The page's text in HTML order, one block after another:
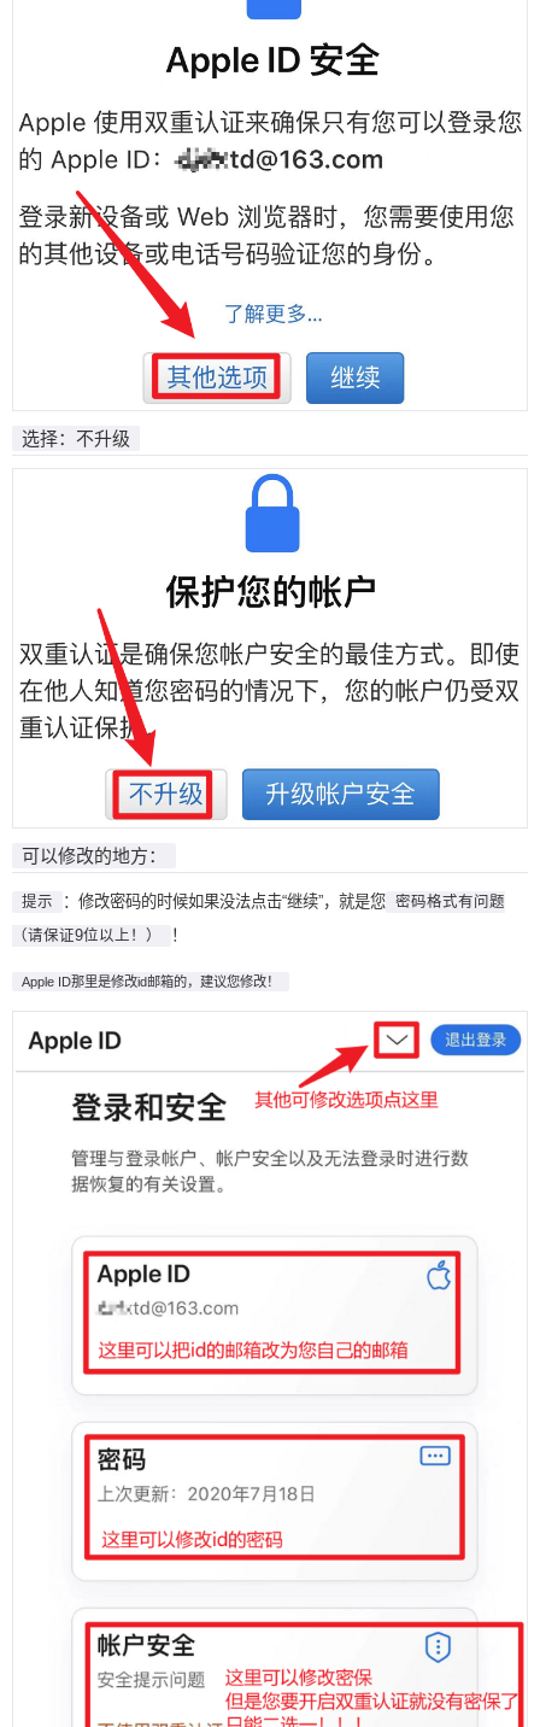
选择：不升级
可以修改的地方：
提示 ：修改密码的时候如果没法点击“继续”，就是您 密码格式有问题
（请保证9位以上！）
！
Apple ID那里是修改id邮箱的，建议您修改！